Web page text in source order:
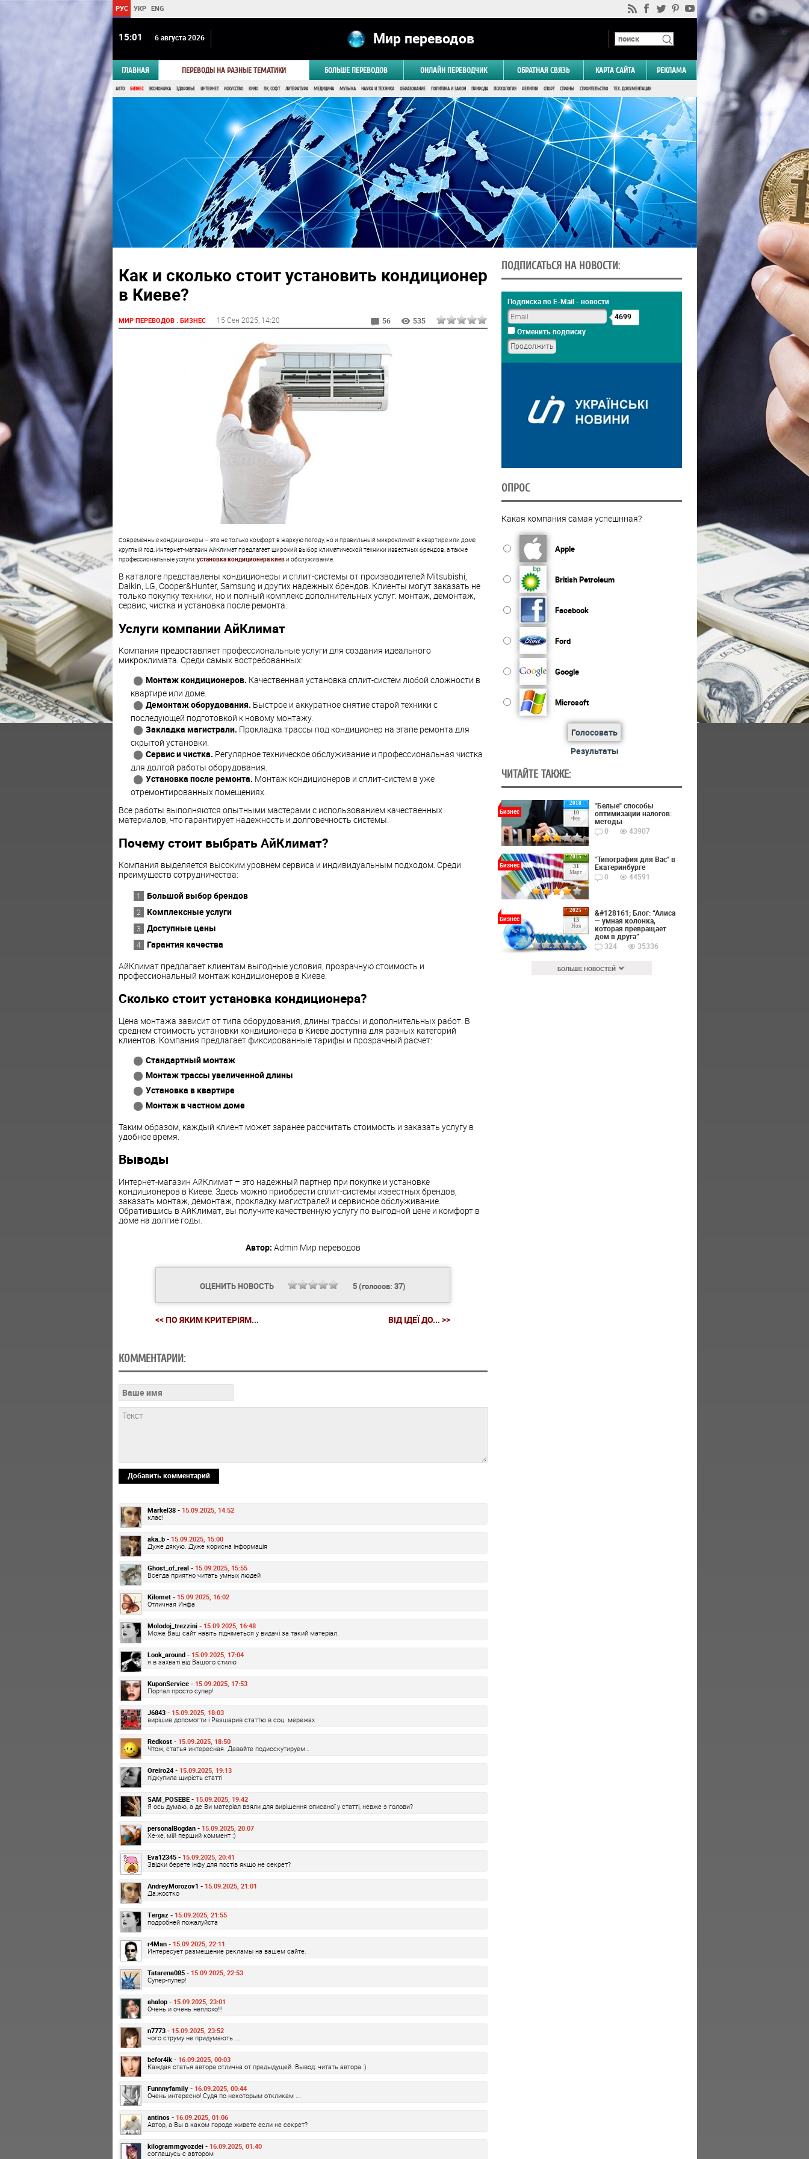
РУС УКР ENG
15:01 6 августа 2026 Мир переводов
ГЛАВНАЯ ПЕРЕВОДЫ НА РАЗНЫЕ ТЕМАТИКИ БОЛЬШЕ ПЕРЕВОДОВ ОНЛАЙН ПЕРЕВОДЧИК ОБРАТНАЯ СВЯЗЬ КАРТА САЙТА РЕКЛАМА
АВТО БИЗНЕС ЭКОНОМИКА ЗДОРОВЬЕ ИНТЕРНЕТ ИСКУССТВО КИНО ПК, СОФТ ЛИТЕРАТУРА МЕДИЦИНА МУЗЫКА НАУКА И ТЕХНИКА ОБРАЗОВАНИЕ ПОЛИТИКА И ЗАКОН ПРИРОДА ПСИХОЛОГИЯ РЕЛИГИЯ СПОРТ СТРАНЫ СТРОИТЕЛЬСТВО ТЕХ. ДОКУМЕНТАЦИЯ
Как и сколько стоит установить кондиционер
в Киеве?
МИР ПЕРЕВОДОВ: БИЗНЕС 15 Сен 2025 , 14:20 56 535
Современные кондиционеры – это не только комфорт в жаркую погоду, но и правильный микроклимат в квартире или доме
круглый год. Интернет-магазин АйКлимат предлагает широкий выбор климатической техники известных брендов, а также
профессиональные услуги:установка кондиционера киеви обслуживание.
В каталоге представлены кондиционеры и сплит-системы от производителей Mitsubishi,
Daikin, LG, Cooper&Hunter, Samsung и других надежных брендов. Клиенты могут заказать не
только покупку техники, но и полный комплекс дополнительных услуг: монтаж, демонтаж,
сервис, чистка и установка после ремонта.
Услуги компании АйКлимат
Компания предоставляет профессиональные услуги для создания идеального
микроклимата. Среди самых востребованных:
Монтаж кондиционеров. Качественная установка сплит-систем любой сложности в
квартире или доме.
Демонтаж оборудования. Быстрое и аккуратное снятие старой техники с
последующей подготовкой к новому монтажу.
Закладка магистрали. Прокладка трассы под кондиционер на этапе ремонта для
скрытой установки.
Сервис и чистка. Регулярное техническое обслуживание и профессиональная чистка
для долгой работы оборудования.
Установка после ремонта. Монтаж кондиционеров и сплит-систем в уже
отремонтированных помещениях.
Все работы выполняются опытными мастерами с использованием качественных
материалов, что гарантирует надежность и долговечность системы.
Почему стоит выбрать АйКлимат?
Компания выделяется высоким уровнем сервиса и индивидуальным подходом. Среди
преимуществ сотрудничества:
Большой выбор брендов
Комплексные услуги
Доступные цены
Гарантия качества
АйКлимат предлагает клиентам выгодные условия, прозрачную стоимость и
профессиональный монтаж кондиционеров в Киеве.
Сколько стоит установка кондиционера?
Цена монтажа зависит от типа оборудования, длины трассы и дополнительных работ. В
среднем стоимость установки кондиционера в Киеве доступна для разных категорий
клиентов. Компания предлагает фиксированные тарифы и прозрачный расчет:
Стандартный монтаж
Монтаж трассы увеличенной длины
Установка в квартире
Монтаж в частном доме
Таким образом, каждый клиент может заранее рассчитать стоимость и заказать услугу в
удобное время.
Выводы
Интернет-магазин АйКлимат – это надежный партнер при покупке и установке
кондиционеров в Киеве. Здесь можно приобрести сплит-системы известных брендов,
заказать монтаж, демонтаж, прокладку магистралей и сервисное обслуживание.
Обратившись в АйКлимат, вы получите качественную услугу по выгодной цене и комфорт в
доме на долгие годы.
Автор: Admin Мир переводов
ОЦЕНИТЬ НОВОСТЬ 5(голосов: 37)
<< ПО ЯКИМ КРИТЕРІЯМ... ВІД ІДЕЇ ДО... >>
КОММЕНТАРИИ:
Добавить комментарий
Markel38 - 15.09.2025, 14:52
клас!
aka_b - 15.09.2025, 15:00
Дуже дякую. Дуже корисна інформація
Ghost_of_real - 15.09.2025, 15:55
Всегда приятно читать умных людей
Kilomet - 15.09.2025, 16:02
Отличная Инфа
Molodoj_trezzini - 15.09.2025, 16:48
Може Ваш сайт навіть підніметься у видачі за такий матеріал.
Look_around - 15.09.2025, 17:04
я в захваті від Вашого стилю
KuponService - 15.09.2025, 17:53
Портал просто супер!
J6843 - 15.09.2025, 18:03
вирішив допомогти і Разшарив статтю в соц. мережах
Redkost - 15.09.2025, 18:50
Чтож, статья интересная. Давайте подисскутируем…
Oreiro24 - 15.09.2025, 19:13
підкупила щирість статті
SAM_POSEBE - 15.09.2025, 19:42
Я ось думаю, а де Ви матеріал взяли для вирішення описаної у статті, невже з голови?
personalBogdan - 15.09.2025, 20:07
Хе-хе, мій перший коммент :)
Eva12345 - 15.09.2025, 20:41
Звідки берете інфу для постів якщо не секрет?
AndreyMorozov1 - 15.09.2025, 21:01
Да,жостко
Tergaz - 15.09.2025, 21:55
подробней пожалуйста
r4Man - 15.09.2025, 22:11
Интересует размещение рекламы на вашем сайте.
Tatarena085 - 15.09.2025, 22:53
Супер-пупер!
ahalop - 15.09.2025, 23:01
Очень и очень неплохо!!!
n7773 - 15.09.2025, 23:52
чого струму не придумають ...
befor4ik - 16.09.2025, 00:03
Каждая статья автора отлична от предыдущей. Вывод: читать автора :)
Funnnyfamily - 16.09.2025, 00:44
Очень интересно! Судя по некоторым откликам ….
antinos - 16.09.2025, 01:06
Автор, а Вы в каком городе живете если не секрет?
kilogrammgvozdei - 16.09.2025, 01:40
соглашусь с автором
ПОДПИСАТЬСЯ НА НОВОСТИ:
Подписка по E-Mail - новости
4699
Отменить подписку
ОПРОС
Какая компания самая успешнная?
Apple
British Petroleum
Facebook
Ford
Google
Microsoft
Голосовать
Результаты
ЧИТАЙТЕ ТАКЖЕ:
2018
10
Фев
Бизнес
"Белые" способы
оптимизации налогов:
методы
0
43907
2015
31
Март
Бизнес
"Типография для Вас" в
Екатеринбурге
0
44591
2025
13
Ноя
Бизнес
&#128161; Блог: “Алиса
— умная колонка,
которая превращает
дом в друга”
324
35336
БОЛЬШЕ НОВОСТЕЙ